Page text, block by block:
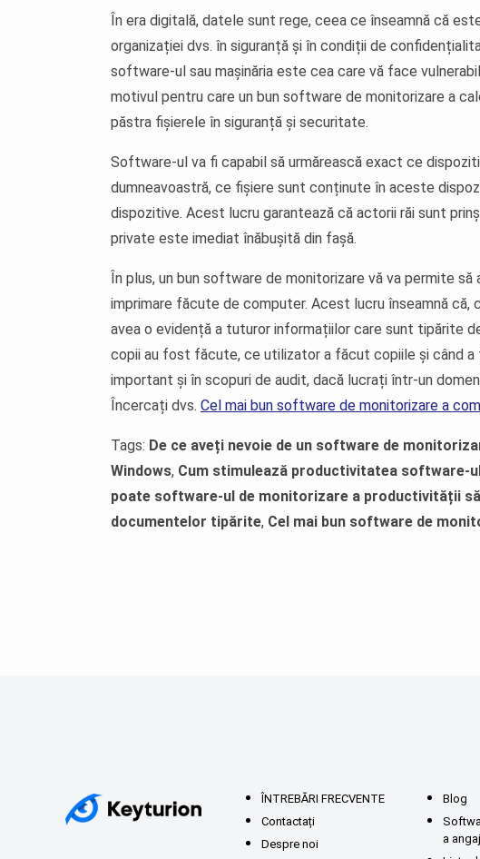
În era digitală, datele sunt rege, ceea ce înseamnă că
organizației dvs. în siguranță și în condiții de
software-ul sau mașinăria este cea care vă face
motivul pentru care un bun software de monitorizare a
păstra fișierele în siguranță și securitate.
Software-ul va fi capabil să urmărească exact ce
dumneavoastră, ce fișiere sunt conținute în aceste
dispozitive. Acest lucru garantează că actorii răi sunt
private este imediat înăbușită din fașă.
În plus, un bun software de monitorizare vă va permite
imprimare făcute de computer. Acest lucru înseamnă că,
avea o evidență a tuturor informațiilor care sunt tipărite
copii au fost făcute, ce utilizator a făcut copiile și când
important și în scopuri de audit, dacă lucrați într-un
Încercați dvs. Cel mai bun software de monitorizare a
Tags: De ce aveți nevoie de un software de
Windows, Cum stimulează productivitatea software-
poate software-ul de monitorizare a productivității
documentelor tipărite, Cel mai bun software de
ÎNTREBĂRI FRECVENTE
Contactați
Despre noi
Blog
a